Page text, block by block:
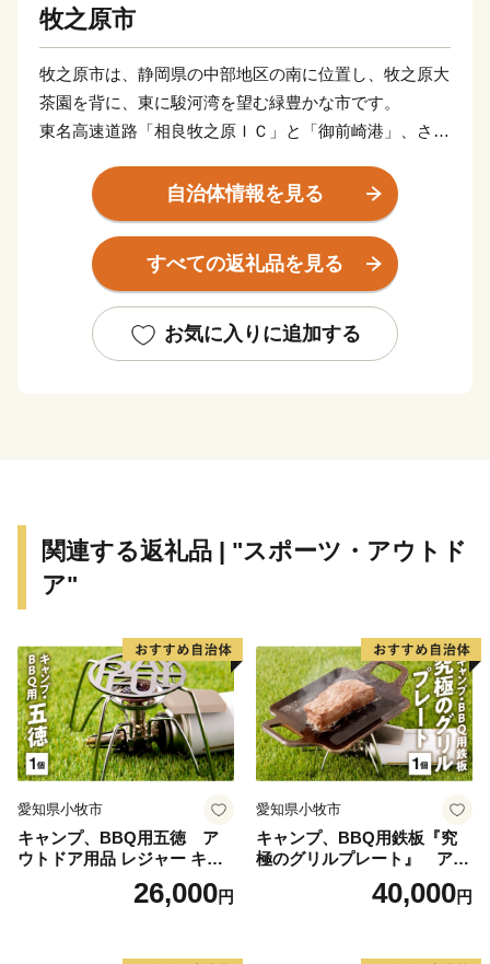
牧之原市
牧之原市は、静岡県の中部地区の南に位置し、牧之原大
茶園を背に、東に駿河湾を望む緑豊かな市です。
東名高速道路「相良牧之原ＩＣ」と「御前崎港」、さら
つ市です。
牧之原市には、日本有数の海水浴場である静波海岸とさ
がらサンビーチがあり,夏には、遠浅で波が静かなビー
チに連日大勢の海水浴客が訪れます。
ファーたちが集まり、一年を通して賑わっています。
TEL：050-1707-9298（平日8：30～17：00）
※土日祝日、年末年始を除く
自治体情報を見る
すべての返礼品を見る
お気に入りに追加する
関連する返礼品 | "スポーツ・アウトド
ア"
愛知県小牧市
キャンプ、BBQ用五徳 ア
ウトドア用品 レジャー キャ
ンプ バーベキュー BBQ 五徳
26,000円
愛知県小牧市
キャンプ、BBQ用鉄板『究
極のグリルプレート』 アウ
トドア用品 レジャー キャン
プ バーベキュー BBQ 鉄板
40,000円